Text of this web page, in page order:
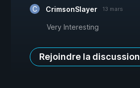
CrimsonSlayer 13 mars
Very Interesting
Rejoindre la discussion